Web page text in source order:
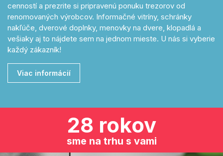
cenností a prezrite si pripravenú ponuku trezorov od
renomovaných výrobcov. Informačné vitríny, schránky
nakľúče, dverové doplnky, menovky na dvere, klopadlá a
vešiaky aj to nájdete sem na jednom mieste. U nás si vyberie
každý zákazník!
Viac informácií
28 rokov
sme na trhu s vami